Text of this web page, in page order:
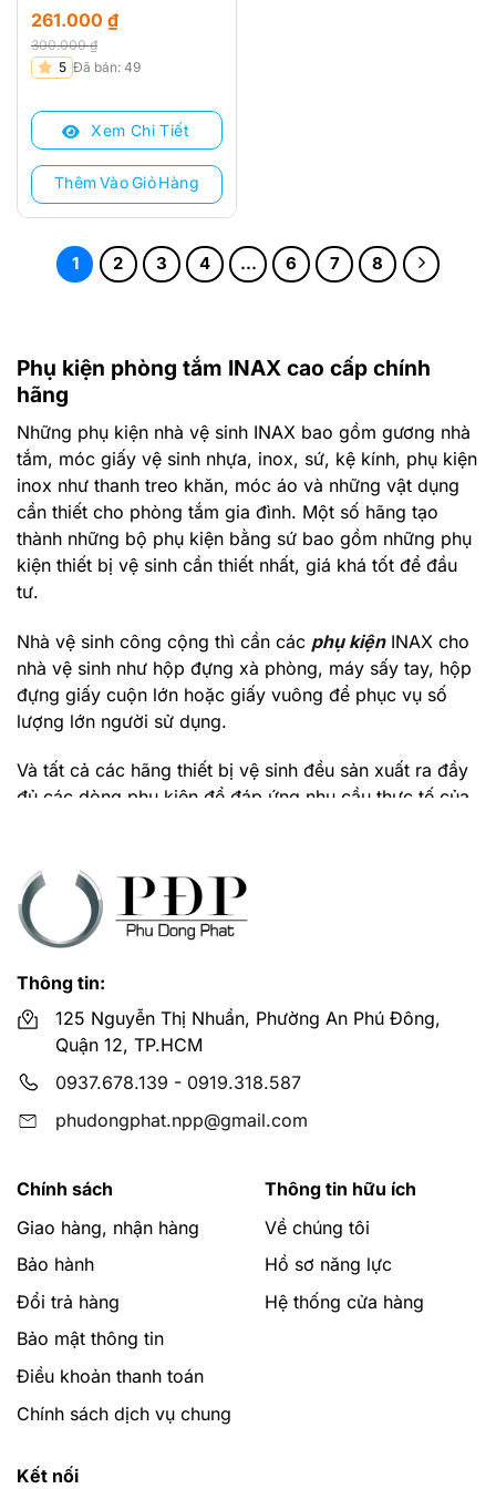
Phụ kiện phòng tắm INAX cao cấp chính
hãng
Những phụ kiện nhà vệ sinh INAX bao gồm gương nhà
tắm, móc giấy vệ sinh nhựa, inox, sứ, kệ kính, phụ kiện
inox như thanh treo khăn, móc áo và những vật dụng
cần thiết cho phòng tắm gia đình. Một số hãng tạo
thành những bộ phụ kiện bằng sứ bao gồm những phụ
kiện thiết bị vệ sinh cần thiết nhất, giá khá tốt để đầu
tư.
Nhà vệ sinh công cộng thì cần các phụ kiệnINAX cho
nhà vệ sinh như hộp đựng xà phòng, máy sấy tay, hộp
đựng giấy cuộn lớn hoặc giấy vuông để phục vụ số
lượng lớn người sử dụng.
Và tất cả các hãng thiết bị vệ sinh đều sản xuất ra đầy
đủ các dòng phụ kiện để đáp ứng nhu cầu thực tế của
Mua đồ phụ kiện nhà tắm INAX ở đâu giá rẻ?
Phú Đông Phát là đại lý cấp 1 hãng thiết bị vệ sinh
INAXluôn có giá rẻ nhất cho khách hàng tại TPHCM,
Hỗ trợ giao hàng miễn phí với đơn hàng tại các quận
nội thành Quận 1, 2, 3, 4, 5, 6, 7, 8, 9, 10, 11, 12, Bình
Phú, Dĩ An (Bình Dương), các khu vực và tỉnh thành
khác sẽ hỗ trợ giao hàng tùy vào từng đơn hàng.
Hotline:0919318587 và 0937678139 để được tư vấn
miễn phí qua cuộc gọi hoặc zalo.
300.000₫
Giá
là:
300.000 ₫.
261.000 ₫
Giá
tại
261.000 ₫.
5 Đã bán: 49
Xem Chi Tiết
Thêm Vào Giỏ Hàng
1 2 3 4 … 6 7 8
Thông tin:
125 Nguyễn Thị Nhuần, Phường An Phú Đông,
Quận 12, TP.HCM
0937.678.139 - 0919.318.587
phudongphat.npp@gmail.com
Chính sách
Giao hàng, nhận hàng
Bảo hành
Đổi trả hàng
Bảo mật thông tin
Điều khoản thanh toán
Chính sách dịch vụ chung
Thông tin hữu ích
Về chúng tôi
Hồ sơ năng lực
Hệ thống cửa hàng
Kết nối